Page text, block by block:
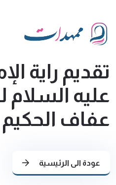
تقديم راية
عليه السلام
عفاف الحكيم
عودة الى الرئيسية